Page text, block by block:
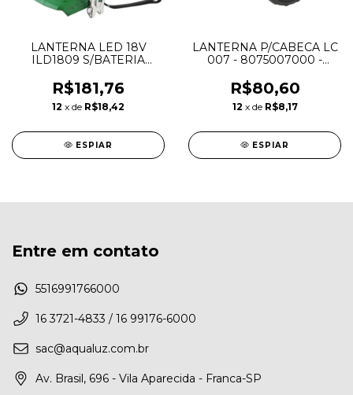
LANTERNA LED 18V
ILD1809 S/BATERIA
R$181,76
12 x de R$18,42
ESPIAR
LANTERNA P/CABECA LC
007 - 8075007000 -
R$80,60
12 x de R$8,17
ESPIAR
Entre em contato
5516991766000
16 3721-4833 / 16 99176-6000
sac@aqualuz.com.br
Av. Brasil, 696 - Vila Aparecida - Franca-SP